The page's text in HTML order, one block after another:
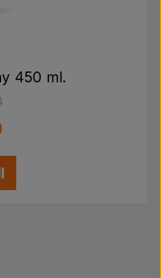
450 ml.